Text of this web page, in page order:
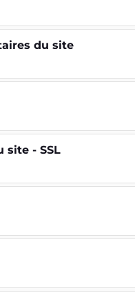
du site
site - SSL